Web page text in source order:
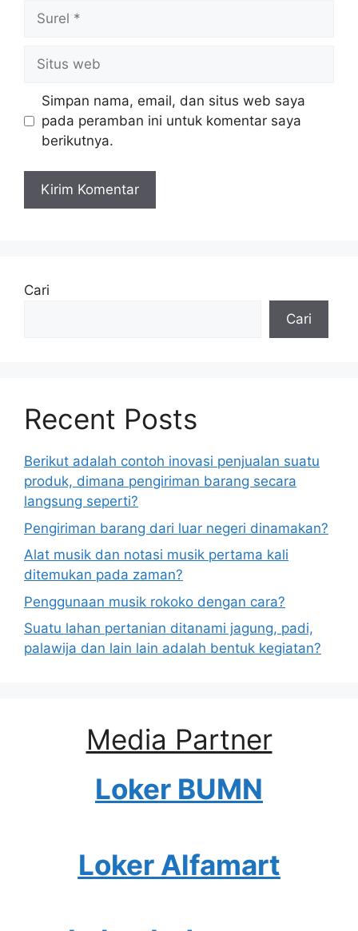
web
Simpan nama, email, dan situs web saya
pada peramban ini untuk komentar saya
berikutnya.
Cari
Cari
Recent Posts
Berikut adalah contoh inovasi penjualan suatu
produk, dimana pengiriman barang secara
langsung seperti?
Pengiriman barang dari luar negeri dinamakan?
Alat musik dan notasi musik pertama kali
ditemukan pada zaman?
Penggunaan musik rokoko dengan cara?
Suatu lahan pertanian ditanami jagung, padi,
palawija dan lain lain adalah bentuk kegiatan?
Media Partner
Loker BUMN
Loker Alfamart